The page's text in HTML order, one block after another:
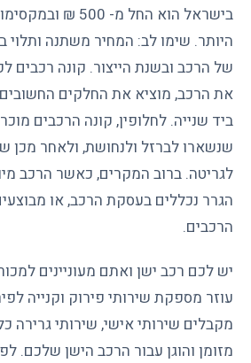
היותר. שימו לב: המחיר משתנה ותלוי
של הרכב ובשנת הייצור. קונה רכבים
את הרכב, מוציא את החלקים החשובים
ביד שנייה. לחלופין, קונה הרכבים
שנשארו לברזל ולנחושת, ולאחר מכן
לגריטה. ברוב המקרים, כאשר הרכב
הגרר נכללים בעסקת הרכב, או
הרכבים.
יש לכם רכב ישן ואתם מעוניינים
עוזר מספקת שירותי פירוק וקנייה
מקבלים שירותי אישי, שירותי גרירה
מזומן והוגן עבור הרכב הישן שלכם.